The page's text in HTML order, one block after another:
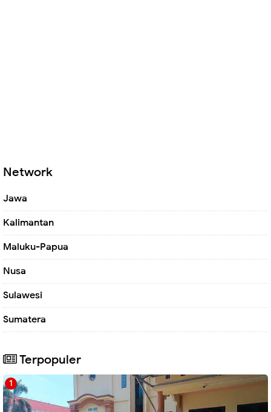
Network
Jawa
Kalimantan
Maluku-Papua
Nusa
Sulawesi
Sumatera
Terpopuler